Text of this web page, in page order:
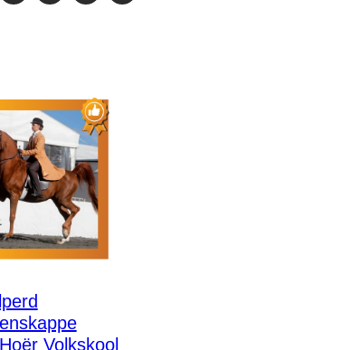
Volkskool